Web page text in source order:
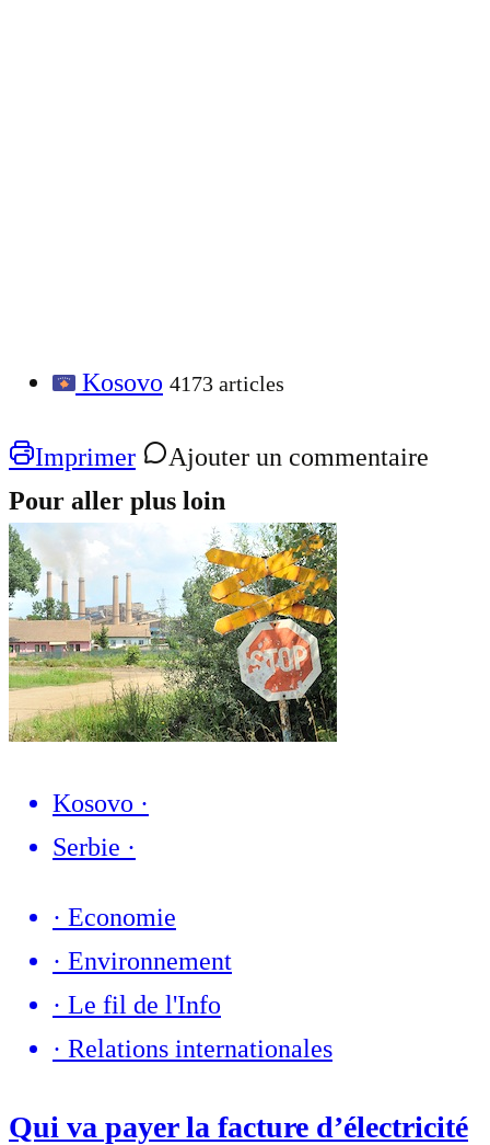
Kosovo 4173 articles
Imprimer
Ajouter un commentaire
Pour aller plus loin
Kosovo ·
Serbie ·
· Economie
· Environnement
· Le fil de l'Info
· Relations internationales
Qui va payer la facture d’électricité